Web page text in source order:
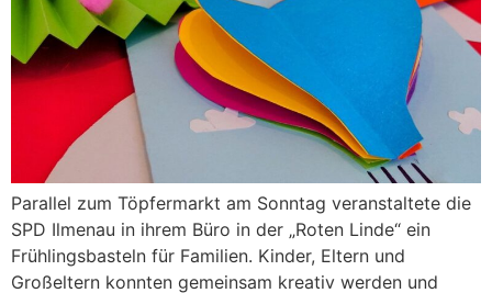
Parallel zum Töpfermarkt am Sonntag veranstaltete die
SPD Ilmenau in ihrem Büro in der „Roten Linde“ ein
Frühlingsbasteln für Familien. Kinder, Eltern und
Großeltern konnten gemeinsam kreativ werden und